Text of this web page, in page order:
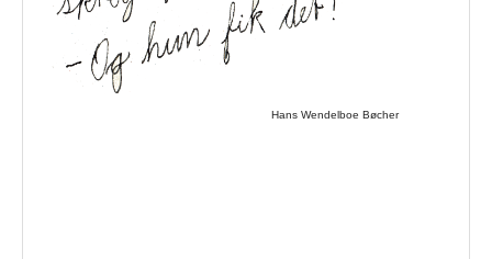
Hans Wendelboe Bøcher